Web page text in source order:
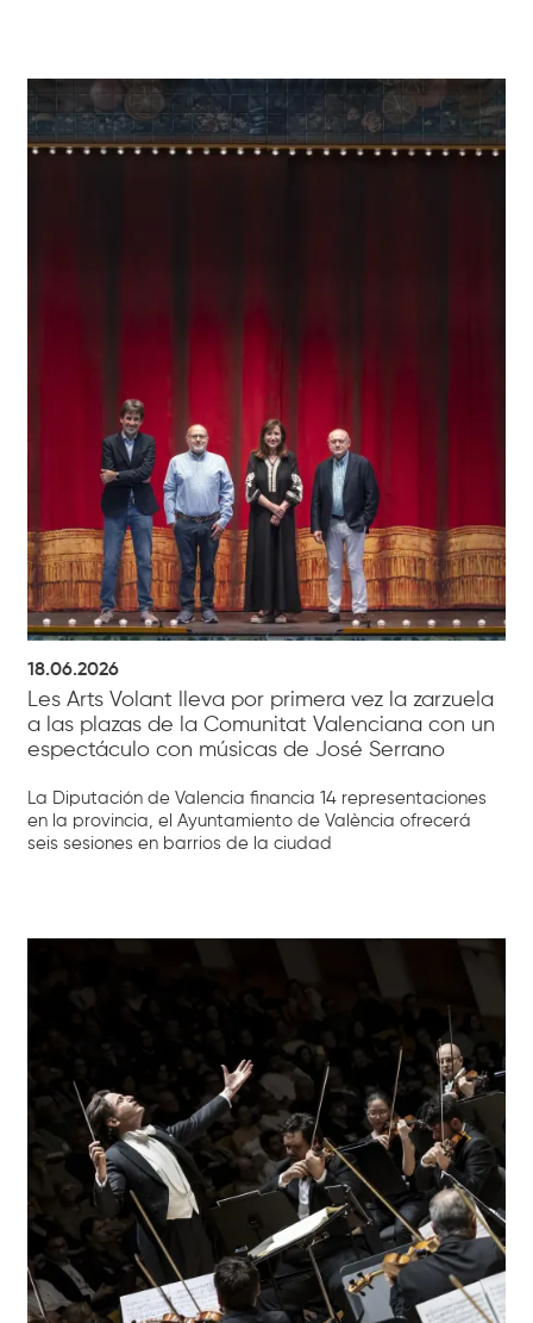
18.06.2026
Les Arts Volant lleva por primera vez la zarzuela
a las plazas de la Comunitat Valenciana con un
espectáculo con músicas de José Serrano
La Diputación de Valencia financia 14 representaciones
en la provincia, el Ayuntamiento de València ofrecerá
seis sesiones en barrios de la ciudad